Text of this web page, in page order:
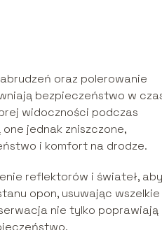
oraz polerowanie
bezpieczeństwo w
widoczności podczas
jednak zniszczone,
i komfort na drodze.
reflektorów i świateł, aby
opon, usuwając wszelkie
nie tylko poprawiają